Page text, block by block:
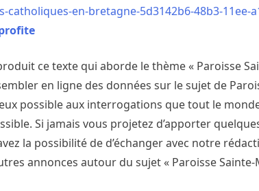
en-bretagne-5d3142b6-48b3-11ee-
profite
ce texte qui aborde le thème « Paroisse
en ligne des données sur le sujet de
possible aux interrogations que tout le
Si jamais vous projetez d’apporter
la possibilité de d’échanger avec notre
annonces autour du sujet « Paroisse